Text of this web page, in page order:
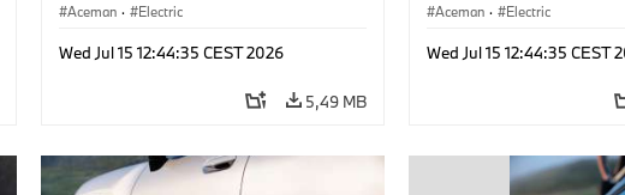
Aceman · Electric
Wed Jul 15 12:44:35 CEST 2026
5,49 MB
Aceman · Electric
Wed Jul 15 12:44:35 CEST